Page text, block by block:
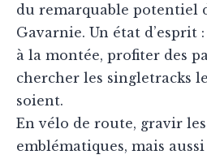
du remarquable potentiel
Gavarnie. Un état
à la montée, profiter des
chercher les singletracks
soient.
En vélo de route, gravir
emblématiques, mais